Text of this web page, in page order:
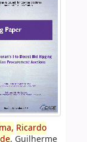
Ricardo
de, Guilherme